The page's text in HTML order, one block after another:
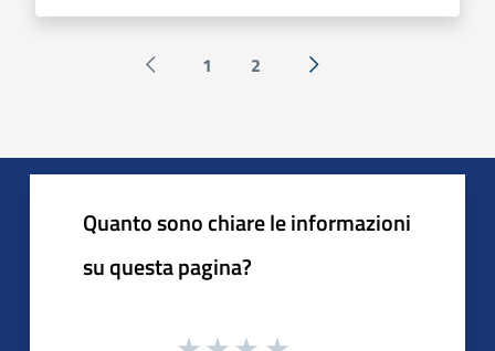
Pagina precedente
1 2 Successiva »
Quanto sono chiare le informazioni
su questa pagina?